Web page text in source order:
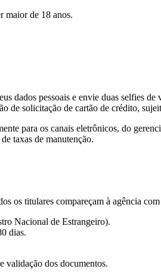
maior de 18 anos.
dados pessoais e envie duas selfies
de solicitação de cartão de crédito,
para os canais eletrônicos, do
taxas de manutenção.
os titulares compareçam à agência
Nacional de Estrangeiro).
dias.
validação dos documentos.